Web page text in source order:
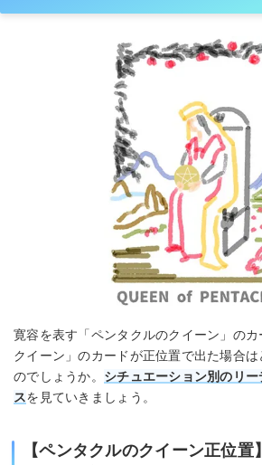
寛容を表す「ペンタクルのクイーン」の
クイーン」のカードが正位置で出た場合
のでしょうか。 シチュエーション別のリ
スを見ていきましょう。
【ペンタクルのクイーン正位